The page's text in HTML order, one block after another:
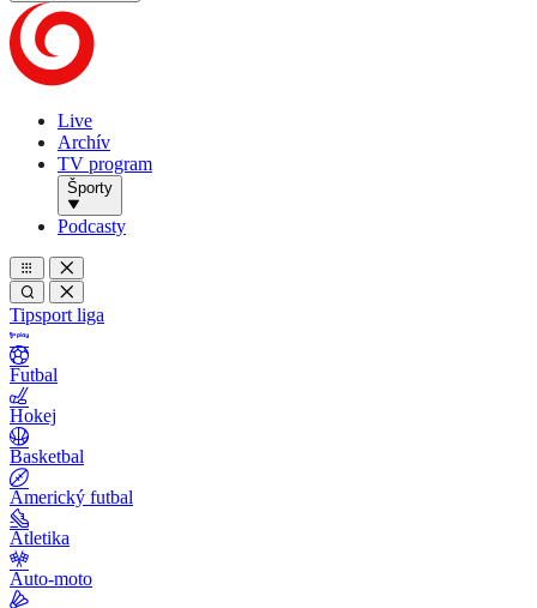
Live
Archív
TV program
Športy
Podcasty
Tipsport liga
Futbal
Hokej
Basketbal
Americký futbal
Atletika
Auto-moto